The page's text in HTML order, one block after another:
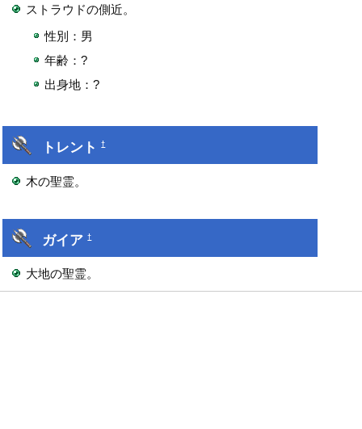
ストラウドの側近。
性別：男
年齢：?
出身地：?
トレント†
木の聖霊。
ガイア†
大地の聖霊。